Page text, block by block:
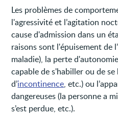
Les problèmes de
l'agressivité et l’agitation
cause d'admission dans un
raisons sont l'épuisement de
maladie), la perte
capable de s'habiller ou de
d’incontinence, etc.) ou
dangereuses (la personne a
s’est perdue, etc.).